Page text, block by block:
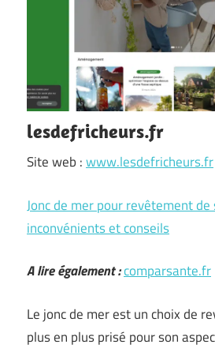
lesdefricheurs.fr
Site web :www.lesdefricheurs.fr
Jonc de mer pour revêtement
inconvénients et conseils
A lire également :comparsante.fr
Le jonc de mer est un choix de
plus en plus prisé pour son